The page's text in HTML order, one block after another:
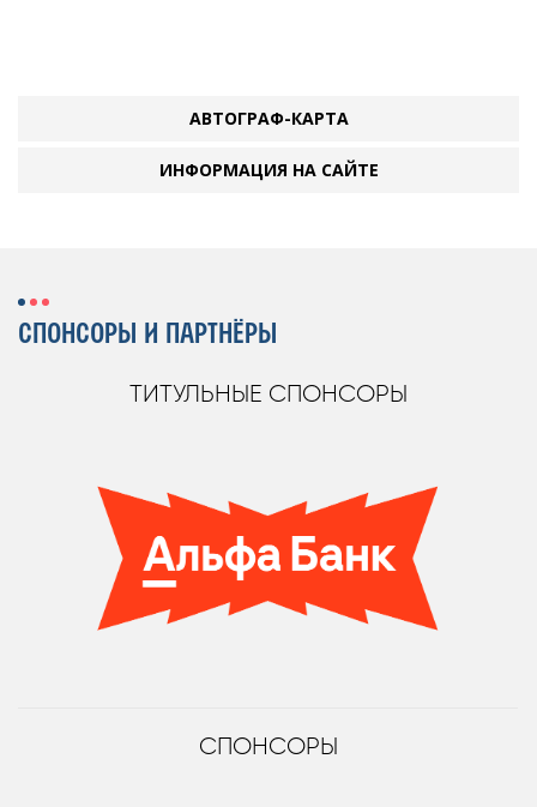
АВТОГРАФ-КАРТА
ИНФОРМАЦИЯ НА САЙТЕ
СПОНСОРЫ И ПАРТНЁРЫ
ТИТУЛЬНЫЕ СПОНСОРЫ
СПОНСОРЫ